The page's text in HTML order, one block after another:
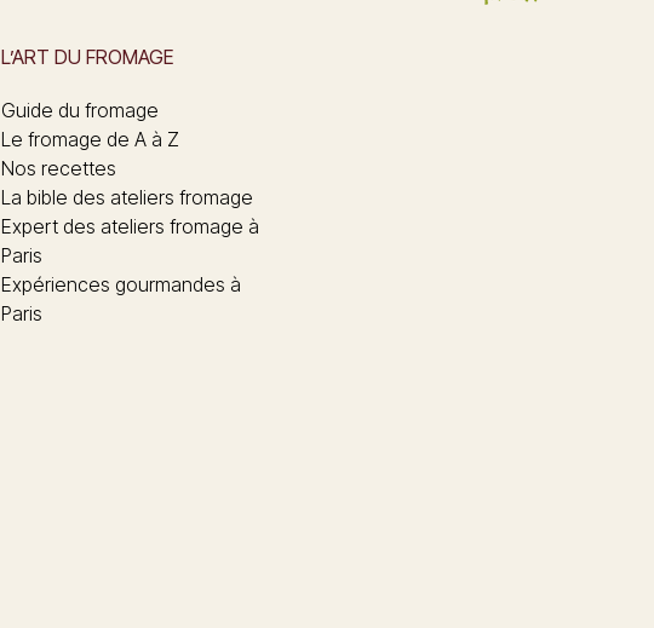
L’ART DU FROMAGE
Guide du fromage
Le fromage de A à Z
Nos recettes
La bible des ateliers fromage
Expert des ateliers fromage à
Paris
Expériences gourmandes à
Paris